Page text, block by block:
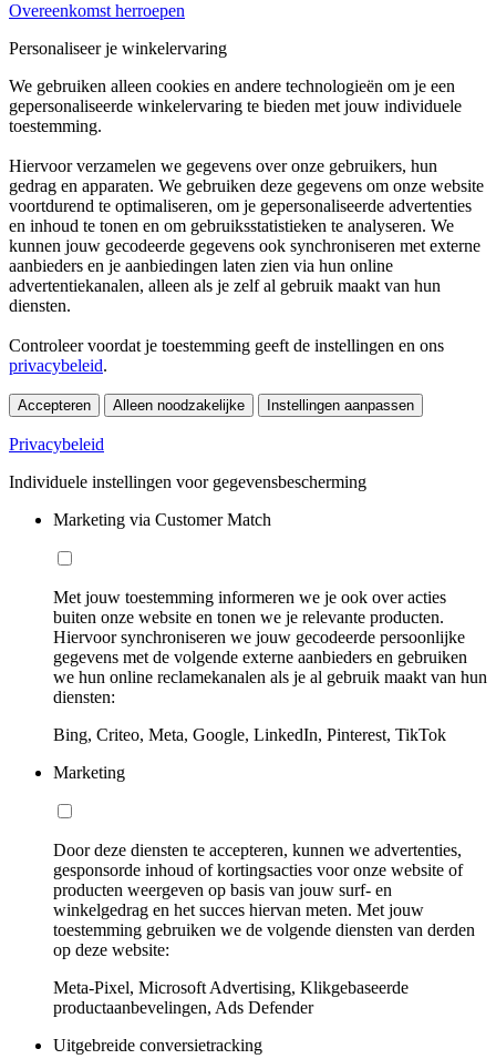
Overeenkomst herroepen
Personaliseer je winkelervaring
We gebruiken alleen cookies en andere technologieën om je een
gepersonaliseerde winkelervaring te bieden met jouw individuele
toestemming.
Hiervoor verzamelen we gegevens over onze gebruikers, hun
gedrag en apparaten. We gebruiken deze gegevens om onze website
voortdurend te optimaliseren, om je gepersonaliseerde advertenties
en inhoud te tonen en om gebruiksstatistieken te analyseren. We
kunnen jouw gecodeerde gegevens ook synchroniseren met externe
aanbieders en je aanbiedingen laten zien via hun online
advertentiekanalen, alleen als je zelf al gebruik maakt van hun
diensten.
Controleer voordat je toestemming geeft de instellingen en ons
privacybeleid.
Accepteren Alleen noodzakelijke Instellingen aanpassen
Privacybeleid
Individuele instellingen voor gegevensbescherming
Marketing via Customer Match
Met jouw toestemming informeren we je ook over acties
buiten onze website en tonen we je relevante producten.
Hiervoor synchroniseren we jouw gecodeerde persoonlijke
gegevens met de volgende externe aanbieders en gebruiken
we hun online reclamekanalen als je al gebruik maakt van hun
diensten:
Bing, Criteo, Meta, Google, LinkedIn, Pinterest, TikTok
Marketing
Door deze diensten te accepteren, kunnen we advertenties,
gesponsorde inhoud of kortingsacties voor onze website of
producten weergeven op basis van jouw surf- en
winkelgedrag en het succes hiervan meten. Met jouw
toestemming gebruiken we de volgende diensten van derden
op deze website:
Meta-Pixel, Microsoft Advertising, Klikgebaseerde
productaanbevelingen, Ads Defender
Uitgebreide conversietracking